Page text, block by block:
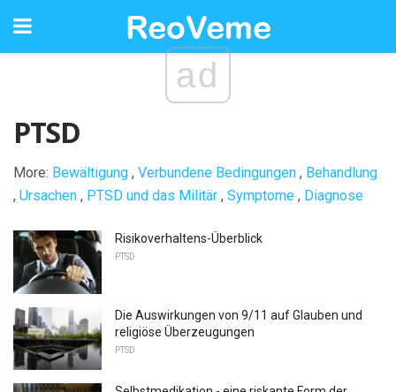
ad
PTSD
More: Bewältigung , Verbundene Bedingungen , Behandlung
, Ursachen , PTSD und das Militär , Symptome , Diagnose
Risikoverhaltens-Überblick
PTSD
Die Auswirkungen von 9/11 auf Glauben und
religiöse Überzeugungen
PTSD